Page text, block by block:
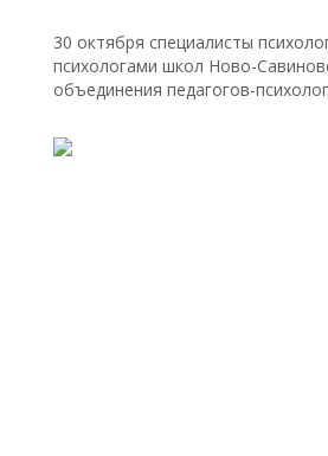
30 октября специалисты
психологами школ Ново-
объединения педагогов-